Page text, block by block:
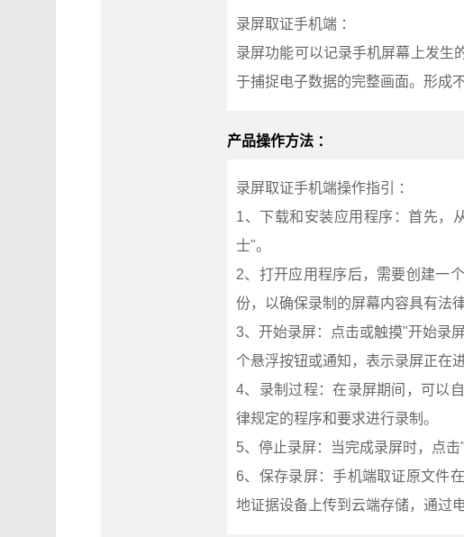
录屏取证手机端 ：
录屏功能可以记录手机屏幕上发生
于捕捉电子数据的完整画面。形成
产品操作方法 ：
录屏取证手机端操作指引 ：
1、下载和安装应用程序：首先，
士"。
2、打开应用程序后，需要创建一
份，以确保录制的屏幕内容具有法律
3、开始录屏：点击或触摸"开始录
个悬浮按钮或通知，表示录屏正在进
4、录制过程：在录屏期间，可以
律规定的程序和要求进行录制。
5、停止录屏：当完成录屏时，点
6、保存录屏：手机端取证原文件
地证据设备上传到云端存储，通过